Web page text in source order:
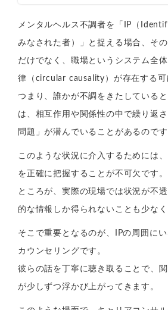
と考え...
メンタルヘルス不調者を「IP（
みなされた者）」と捉える場合、そ
だけでなく、職場というシステム全
律（circular causality）が存在する可
つまり、誰かが不調をきたしている
は、相互作用や関係性の中で繰り返
問題」が潜んでいることがあるのです
このような状況に介入するためには
を正確に把握することが不可欠です。
ところが、実際の現場では状況が不
的な情報しか得られないことも少なく
そこで重要となるのが、IPの周囲に
カウンセリングです。
彼らの話を丁寧に聴き取ることで、
が少しずつ浮かび上がってきます。